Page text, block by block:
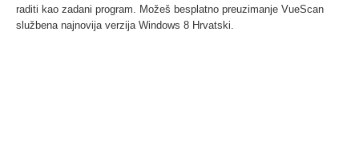
raditi kao zadani program. Možeš besplatno preuzimanje VueScan
službena najnovija verzija Windows 8 Hrvatski.